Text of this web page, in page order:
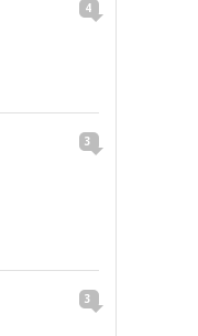
on the site
4
3
3